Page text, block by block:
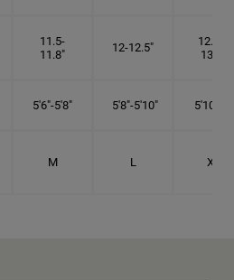
11.5-
11.8"
12-12.5"
12.75-
13.3"
5'6"-5'8" 5'8"-5'10" 5'10"- 6'
M L XL